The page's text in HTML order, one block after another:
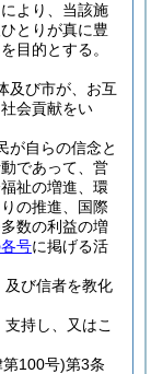
より、当該施
とりが真に豊
目的とする。
及び市が、お互
会貢献をい
が自らの信念と
であって、営
祉の増進、環
の推進、国際
数の利益の増
号に掲げる活
及び信者を教化
持し、又はこ
100号)第3条